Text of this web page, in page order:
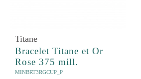
Titane
Bracelet Titane et Or
Rose 375 mill.
MINBRT3RGCUP_P